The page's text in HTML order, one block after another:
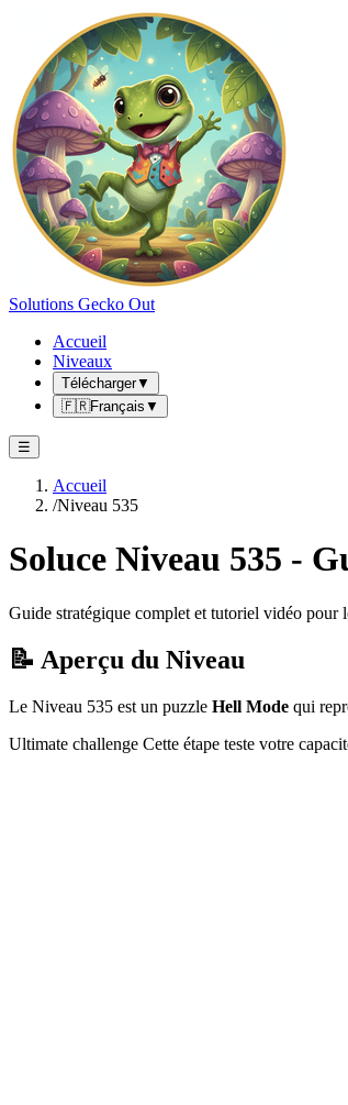
Solutions Gecko Out
Accueil
Niveaux
Télécharger▼
🇫🇷Français ▼
☰
Accueil
/Niveau 535
Soluce Niveau 535 -
Guide stratégique complet et tutoriel vidéo pour
📝 Aperçu du Niveau
Le Niveau 535 est un puzzle Hell Mode qui
Ultimate challenge Cette étape teste votre